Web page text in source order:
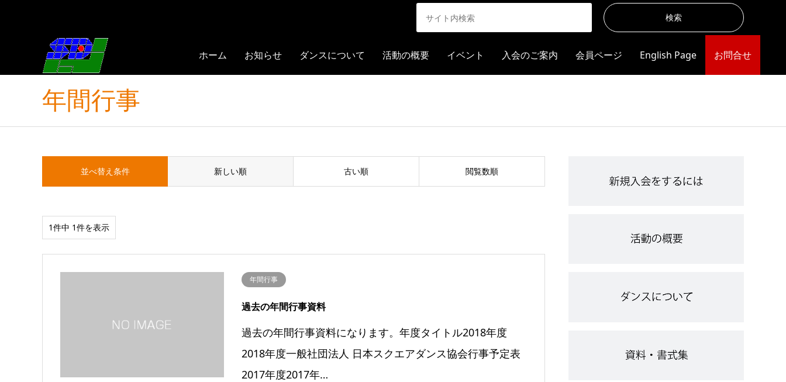
ホーム お知らせ ダンスについて 活動の概要 イベント 入会のご案内 会員ページ English Page お問合せ
年間行事
並べ替え条件 新しい順 古い順 閲覧数順
1件中 1件を表示
年間行事
過去の年間行事資料
過去の年間行事資料になります。年度タイトル2018年度
2018年度一般社団法人 日本スクエアダンス協会行事予定表
2017年度2017年…